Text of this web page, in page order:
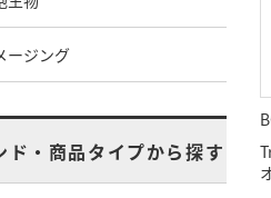
ージング
ド・商品タイプから探す